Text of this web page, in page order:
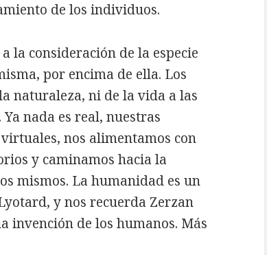
de los individuos.
la consideración de la especie
por encima de ella. Los
naturaleza, ni de la vida a las
nada es real, nuestras
nos alimentamos con
y caminamos hacia la
mismos. La humanidad es un
y nos recuerda Zerzan
invención de los humanos. Más